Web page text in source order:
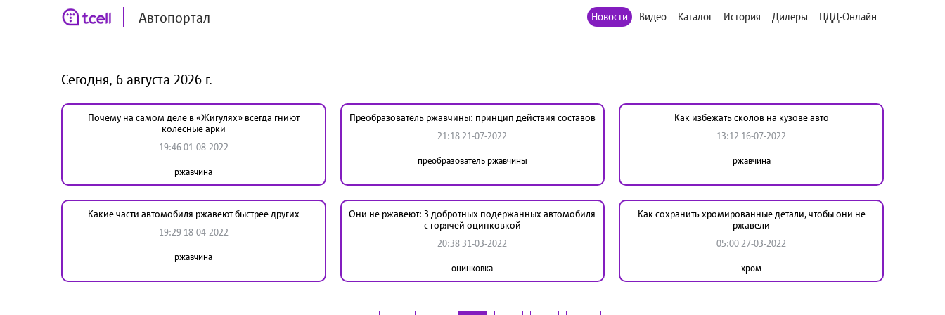
Автопортал Новости Видео Каталог История Дилеры ПДД-Онлайн
Сегодня, 6 августа 2026 г.
Почему на самом деле в «Жигулях» всегда гниют
колесные арки
19:46 01-08-2022
ржавчина
Преобразователь ржавчины: принцип действия составов
21:18 21-07-2022
преобразователь ржавчины
Как избежать сколов на кузове авто
13:12 16-07-2022
ржавчина
Какие части автомобиля ржавеют быстрее других
19:29 18-04-2022
ржавчина
Они не ржавеют: 3 добротных подержанных автомобиля
с горячей оцинковкой
20:38 31-03-2022
оцинковка
Как сохранить хромированные детали, чтобы они не
ржавели
05:00 27-03-2022
хром